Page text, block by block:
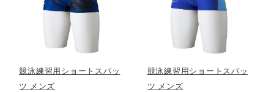
柔道
ウィンタースポーツ
競泳練習用ショートスパッ
ツ メンズ
競泳練習用ショートスパッ
ツ メンズ